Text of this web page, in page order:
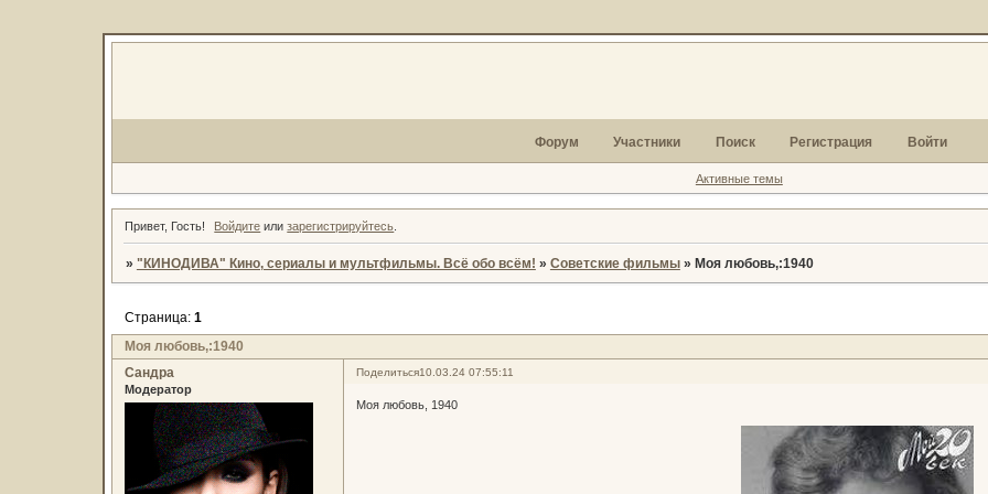
Форум Участники Поиск Регистрация Войти
Активные темы
Привет, Гость! Войдите илизарегистрируйтесь
» "КИНОДИВА" Кино, сериалы и мультфильмы. Всё обо всём! » Советские фильмы » Моя любовь,:1940
Моя любовь,:1940
Страница: 1
Поделиться10.03.24 07:55:11
Сандра
Модератор
Моя любовь, 1940